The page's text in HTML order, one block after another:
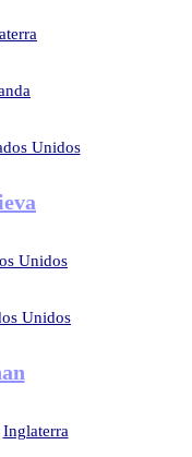
Unidos
Unidos
Unidos
Inglaterra